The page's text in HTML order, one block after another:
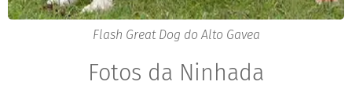
Flash Great Dog do Alto Gavea
Fotos da Ninhada